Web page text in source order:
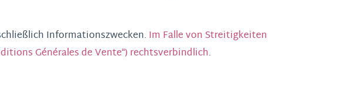
Informationszwecken. Im Falle von Streitigkeiten
Générales de Vente“) rechtsverbindlich.